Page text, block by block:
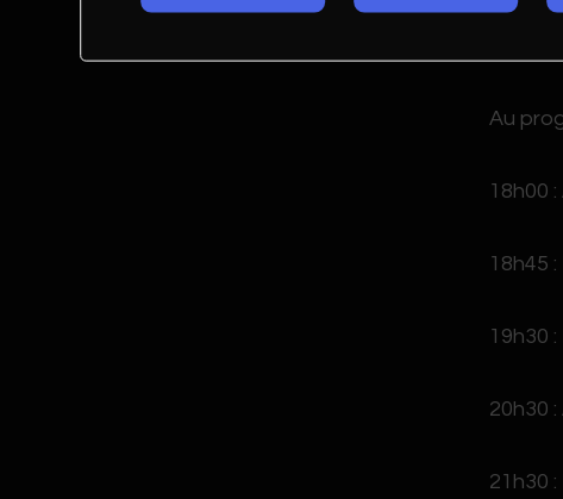
Au
18h00
18h45
19h30
20h30
21h30